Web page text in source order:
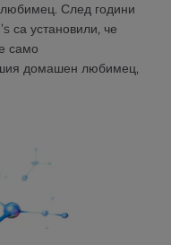
След години
са установили, че
само
домашен любимец,